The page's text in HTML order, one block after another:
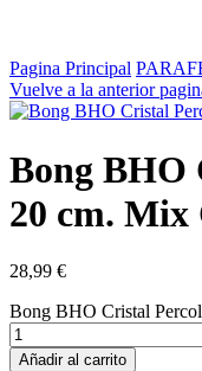
Pagina Principal
Vuelve a la anterior
Bong BHO
20 cm. Mix
28,99 €
Bong BHO Cristal
Añadir al carrito